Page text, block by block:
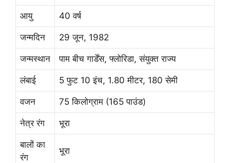
आयु 40 वर्ष
जन्मदिन 29 जून, 1982
जन्मस्थान पाम बीच गार्डेंस, फ्लोरिडा, संयुक्त राज्य
लंबाई 5 फुट 10 इंच, 1.80 मीटर, 180 सेमी
वजन 75 किलोग्राम (165 पाउंड)
नेत्र रंग भूरा
बालों का
रंग
भूरा